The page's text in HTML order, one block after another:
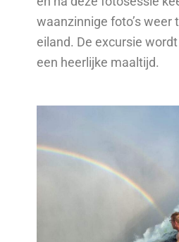
waanzinnige foto’s weer
eiland. De excursie
een heerlijke maaltijd.